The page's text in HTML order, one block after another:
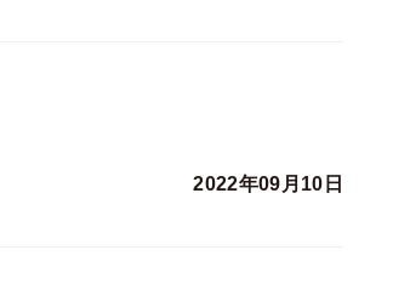
2022年09月10日